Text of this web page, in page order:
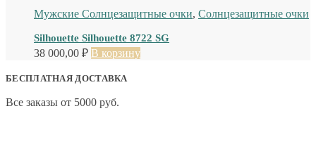
Мужские Солнцезащитные очки, Солнцезащитные очки
Silhouette Silhouette 8722 SG
38 000,00 ₽ В корзину
БЕСПЛАТНАЯ ДОСТАВКА
Все заказы от 5000 руб.